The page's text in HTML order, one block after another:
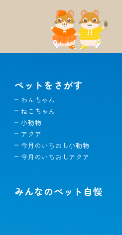
ペットをさがす
わんちゃん
ねこちゃん
小動物
アクア
今月のいちおし小動物
今月のいちおしアクア
みんなのペット自慢